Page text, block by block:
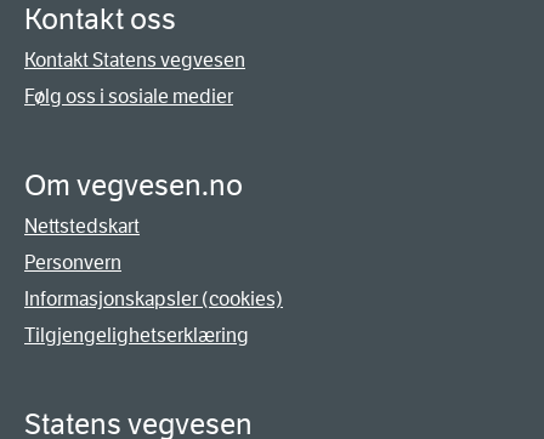
Kontakt oss
Kontakt Statens vegvesen
Følg oss i sosiale medier
Om vegvesen.no
Nettstedskart
Personvern
Informasjonskapsler (cookies)
Tilgjengelighetserklæring
Statens vegvesen